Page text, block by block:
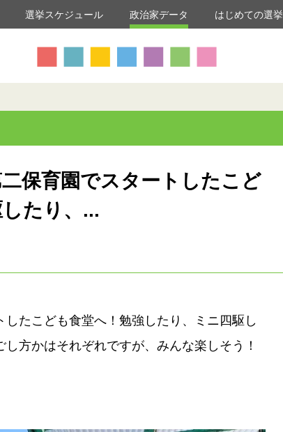
選挙スケジュール 政治家データ はじめての選挙
保育園でスタートしたこど
たり、...
たこども食堂へ！勉強したり、ミニ四駆し
方かはそれぞれですが、みんな楽しそう！